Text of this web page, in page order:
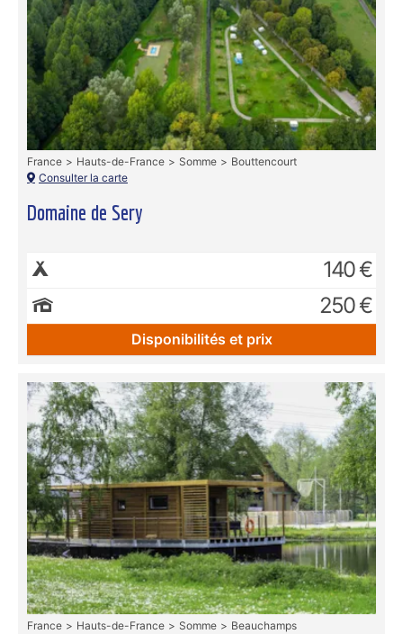
Domaine de Sery
France Hauts-de-France Somme
Bouttencourt
Consulter la carte
140 €
250 €
Disponibilités et prix
France Hauts-de-France Somme
Beauchamps